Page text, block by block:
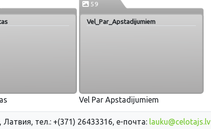
59
Vel_Par_Apstadijumiem
Vel Par Apstadijumiem
тел.: +(371) 26433316, е-почта: lauku@celotajs.lv